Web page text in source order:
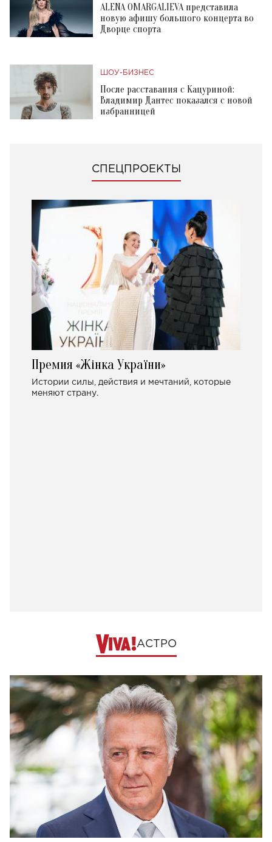
ALENA OMARGALIEVA представила
новую афишу большого концерта во
Дворце спорта
ШОУ-БИЗНЕС
После расставания с Кацуриной:
Владимир Дантес показался с новой
избранницей
СПЕЦПРОЕКТЫ
Премия «Жінка України»
Истории силы, действия и мечтаний, которые
меняют страну.
АСТРО